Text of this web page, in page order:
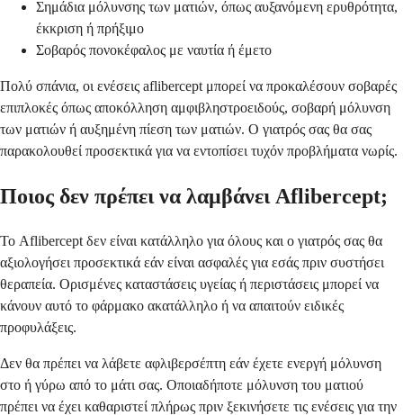
Σημάδια μόλυνσης των ματιών, όπως αυξανόμενη ερυθρότητα,
έκκριση ή πρήξιμο
Σοβαρός πονοκέφαλος με ναυτία ή έμετο
Πολύ σπάνια, οι ενέσεις aflibercept μπορεί να προκαλέσουν σοβαρές
επιπλοκές όπως αποκόλληση αμφιβληστροειδούς, σοβαρή μόλυνση
των ματιών ή αυξημένη πίεση των ματιών. Ο γιατρός σας θα σας
παρακολουθεί προσεκτικά για να εντοπίσει τυχόν προβλήματα νωρίς.
Ποιος δεν πρέπει να λαμβάνει Aflibercept;
Το Aflibercept δεν είναι κατάλληλο για όλους και ο γιατρός σας θα
αξιολογήσει προσεκτικά εάν είναι ασφαλές για εσάς πριν συστήσει
θεραπεία. Ορισμένες καταστάσεις υγείας ή περιστάσεις μπορεί να
κάνουν αυτό το φάρμακο ακατάλληλο ή να απαιτούν ειδικές
προφυλάξεις.
Δεν θα πρέπει να λάβετε αφλιβερσέπτη εάν έχετε ενεργή μόλυνση
στο ή γύρω από το μάτι σας. Οποιαδήποτε μόλυνση του ματιού
πρέπει να έχει καθαριστεί πλήρως πριν ξεκινήσετε τις ενέσεις για την